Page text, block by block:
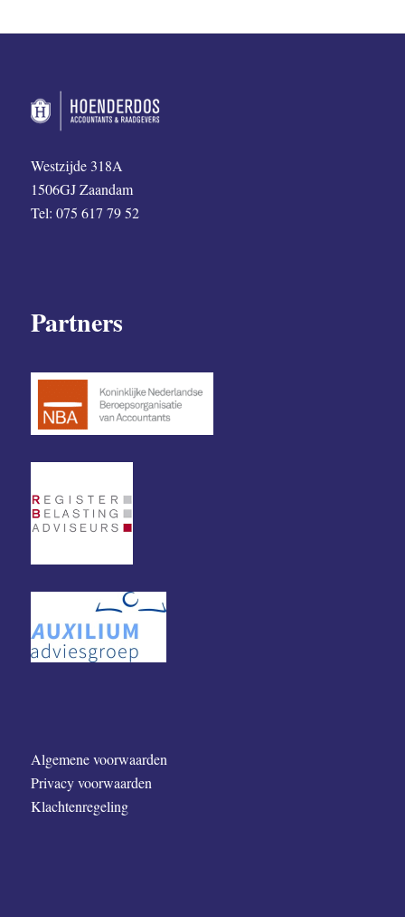
Westzijde 318A
1506GJ Zaandam
Tel: 075 617 79 52
Partners
Algemene voorwaarden
Privacy voorwaarden
Klachtenregeling